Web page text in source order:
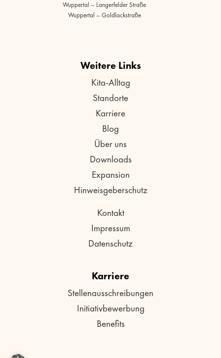
Wuppertal – Langerfelder Straße
Wuppertal – Goldlackstraße
Weitere Links
Kita-Alltag
Standorte
Karriere
Blog
Über uns
Downloads
Expansion
Hinweisgeberschutz
Kontakt
Impressum
Datenschutz
Karriere
Stellenausschreibungen
Initiativbewerbung
Benefits